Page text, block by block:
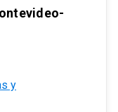
y